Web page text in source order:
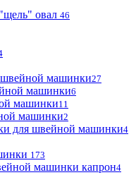
овал 46
швейной машинки27
машинки6
машинки11
машинки2
для швейной машинки4
173
машинки капрон4